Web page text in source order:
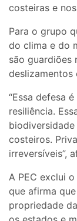
costeiras e
Para o grupo
do clima e do
são guardiões
deslizamentos
“Essa defesa
resiliência.
costeiros.
irreversíveis”,
A PEC exclui
que afirma
propriedade